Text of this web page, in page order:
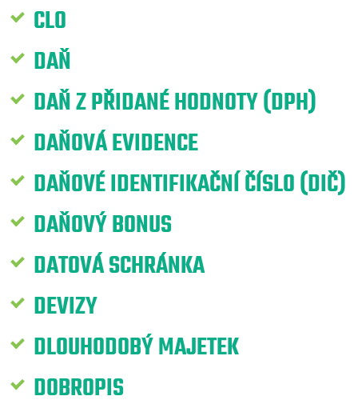
CLO
DAŇ
DAŇ Z PŘIDANÉ HODNOTY (DPH)
DAŇOVÁ EVIDENCE
DAŇOVÉ IDENTIFIKAČNÍ ČÍSLO (DIČ)
DAŇOVÝ BONUS
DATOVÁ SCHRÁNKA
DEVIZY
DLOUHODOBÝ MAJETEK
DOBROPIS